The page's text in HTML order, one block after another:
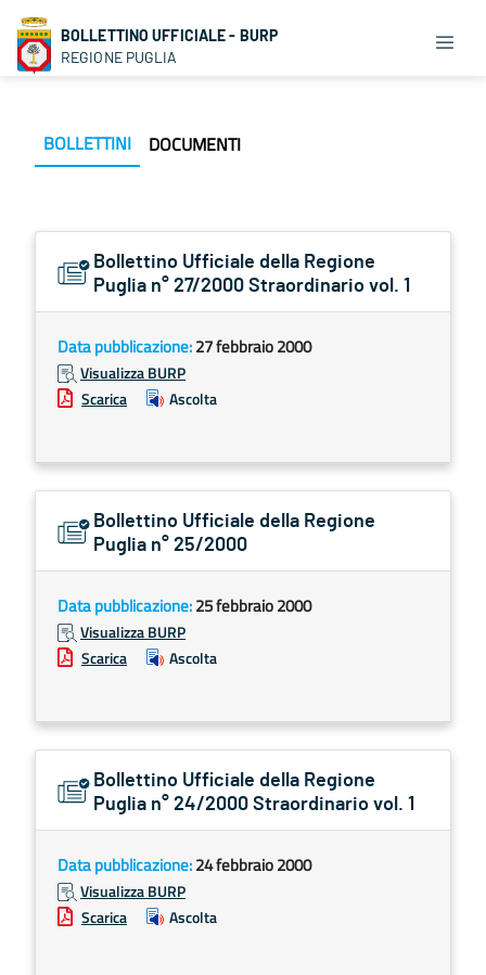
BOLLETTINO UFFICIALE - BURP
REGIONE PUGLIA
BOLLETTINI DOCUMENTI
Bollettino Ufficiale della Regione
Puglia n° 27/2000 Straordinario vol. 1
Data pubblicazione:27 febbraio 2000
Visualizza BURP
Scarica
Ascolta
Bollettino Ufficiale della Regione
Puglia n° 25/2000
Data pubblicazione:25 febbraio 2000
Visualizza BURP
Scarica
Ascolta
Bollettino Ufficiale della Regione
Puglia n° 24/2000 Straordinario vol. 1
Data pubblicazione:24 febbraio 2000
Visualizza BURP
Scarica
Ascolta